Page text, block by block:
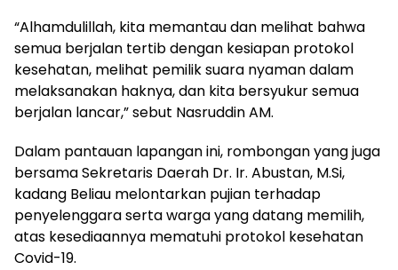
“Alhamdulillah, kita memantau dan melihat bahwa
semua berjalan tertib dengan kesiapan protokol
kesehatan, melihat pemilik suara nyaman dalam
melaksanakan haknya, dan kita bersyukur semua
berjalan lancar,” sebut Nasruddin AM.
Dalam pantauan lapangan ini, rombongan yang juga
bersama Sekretaris Daerah Dr. Ir. Abustan, M.Si,
kadang Beliau melontarkan pujian terhadap
penyelenggara serta warga yang datang memilih,
atas kesediaannya mematuhi protokol kesehatan
Covid-19.